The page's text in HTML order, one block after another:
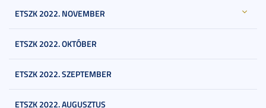
ETSZK 2022. NOVEMBER
ETSZK 2022. OKTÓBER
ETSZK 2022. SZEPTEMBER
ETSZK 2022. AUGUSZTUS